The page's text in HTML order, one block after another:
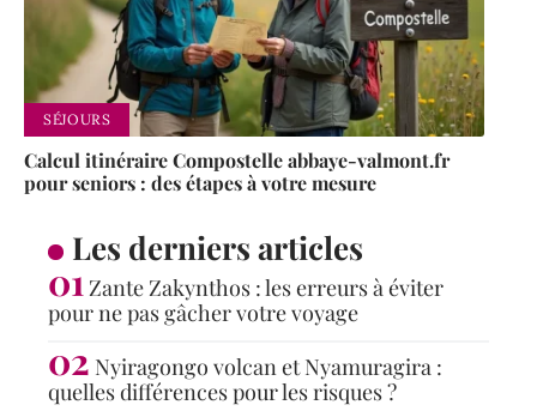
SÉJOURS
Calcul itinéraire Compostelle abbaye-valmont.fr
pour seniors : des étapes à votre mesure
Les derniers articles
Zante Zakynthos : les erreurs à éviter
pour ne pas gâcher votre voyage
Nyiragongo volcan et Nyamuragira :
quelles différences pour les risques ?